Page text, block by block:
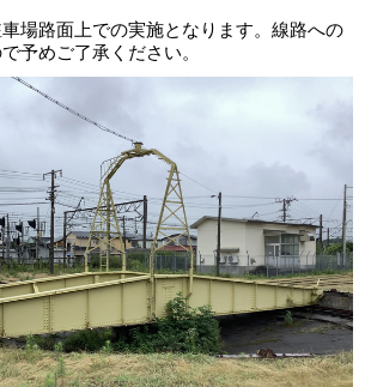
場路面上での実施となります。線路への
予めご了承ください。